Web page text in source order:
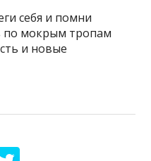
себя и помни
по мокрым тропам
и новые